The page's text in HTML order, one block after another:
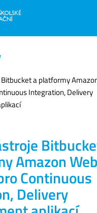
a platformy
Integration, Delivery
Amazon Web
Continuous
Delivery